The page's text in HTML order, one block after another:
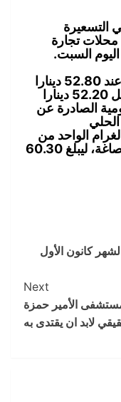
40 قرشاً، في التسعيرة
محلات تجارة
السبت.
وبلغ سعر بيع غرام الذهب عيار 21 عند 52.80 دينارا
لغايات البيع من محالّ الصاغة، مقابل 52.20 دينارا
الصادرة عن
الواحد من
الذهب عياري 24 و18 من محال الصاغة، ليبلغ 60.30
كانون الأول
Next
الأمير حمزة
لابد ان يقتدى به